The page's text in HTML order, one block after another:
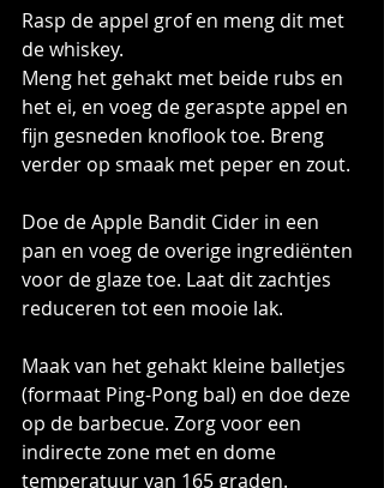
Rasp de appel grof en meng dit met
de whiskey.
Meng het gehakt met beide rubs en
het ei, en voeg de geraspte appel en
fijn gesneden knoflook toe. Breng
verder op smaak met peper en zout.
Doe de Apple Bandit Cider in een
pan en voeg de overige ingrediënten
voor de glaze toe. Laat dit zachtjes
reduceren tot een mooie lak.
Maak van het gehakt kleine balletjes
(formaat Ping-Pong bal) en doe deze
op de barbecue. Zorg voor een
indirecte zone met en dome
temperatuur van 165 graden.